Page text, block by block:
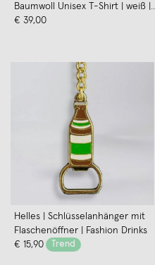
Baumwoll Unisex T-Shirt | weiß |
Fashion Drinks
€ 39,00
Helles | Schlüsselanhänger mit
Flaschenöffner | Fashion Drinks
€ 15,90
Trend